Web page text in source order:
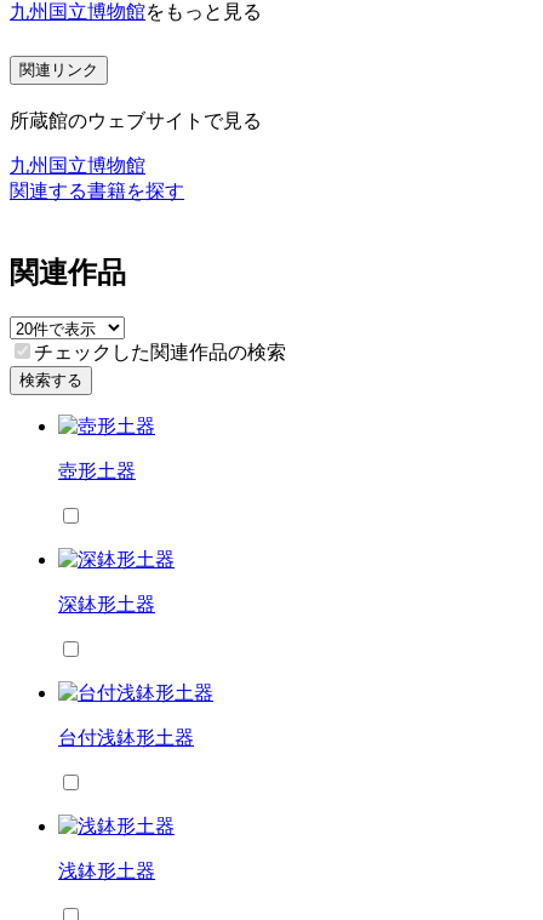
九州国立博物館をもっと見る
関連リンク
所蔵館のウェブサイトで見る
九州国立博物館
関連する書籍を探す
関連作品
チェックした関連作品の検索
検索する
壺形土器
深鉢形土器
台付浅鉢形土器
浅鉢形土器